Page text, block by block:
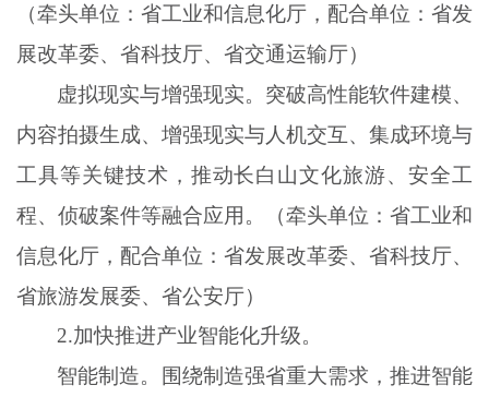
（牵头单位：省工业和信息化厅，配合单位：省发
展改革委、省科技厅、省交通运输厅）
虚拟现实与增强现实。突破高性能软件建模、
内容拍摄生成、增强现实与人机交互、集成环境与
工具等关键技术，推动长白山文化旅游、安全工
程、侦破案件等融合应用。（牵头单位：省工业和
信息化厅，配合单位：省发展改革委、省科技厅、
省旅游发展委、省公安厅）
2.加快推进产业智能化升级。
智能制造。围绕制造强省重大需求，推进智能